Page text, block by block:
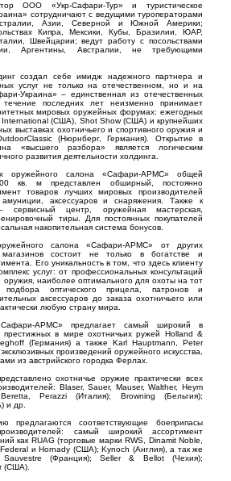
ООО «Укр-Сафари-Тур» и туристическое
сотрудничают с ведущими туроператорами
Азии, Северной и Южной Америки;
Кипра, Мексики, Кубы, Бразилии, ЮАР,
Швейцарии; ведут работу с посольствами
Аргентины, Австралии, не требующими
создал себе имидж надежного партнера и
услуг не только на отечественном, но и на
Украина» – единственная из отечественных
последних лет неизменно принимает
мировых оружейных форумах: ежегодных
International (США), Shot Show (США) и крупнейших
выставках охотничьего и спортивного оружия и
(Нюрнберг, Германия). Открытие в
«высшего разбора» является логическим
развития деятельности холдинга.
оружейного салона «Сафари-АРМС» общей
кв. м представлен обширный, постоянно
товаров лучших мировых производителей
амуниции, аксессуаров и снаряжения. Также к
сервисный центр, оружейная мастерская,
тиры. Для постоянных покупателей
накопительная система бонусов.
салона «Сафари-АРМС» от других
магазинов состоит не только в богатстве и
Его уникальность в том, что здесь клиенту
услуг: от профессиональных консультаций
оружия, наиболее оптимального для охоты на тот
оптического прицела, патронов и
аксессуаров до заказа охотничьего или
любую страну мира.
АРМС» предлагает самый широкий в
в мире охотничьих ружей Holland &
(Германия) а также Karl Hauptmann, Peter
произведений оружейного искусства,
из австрийского городка Ферлах.
охотничье оружие практически всех
Blaser, Sauer, Mauser, Walther, Heym
Perazzi (Италия); Browning (Бельгия);
и др.
предлагаются соответствующие боеприпасы
самый широкий ассортимент
как RUAG (торговые марки RWS, Dinamit Noble,
и Hornady (США); Kynoch (Англия), а так же
Sauvestre (Франция); Seller & Bellot (Чехия);
(США).